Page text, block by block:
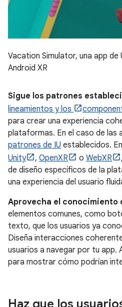
Vacation Simulator, una app
Android XR
Sigue los patrones
lineamientos y los
para crear una experiencia
plataformas. En el caso de las
patrones de IU establecidos.
Unity
, OpenXR o WebXR
de diseño específicos de la
una experiencia del usuario
Aprovecha el conocimiento
elementos comunes, como
texto, que los usuarios ya
Diseña interacciones
usuarios a navegar por tu app.
para mostrar cómo podrían
Haz que los